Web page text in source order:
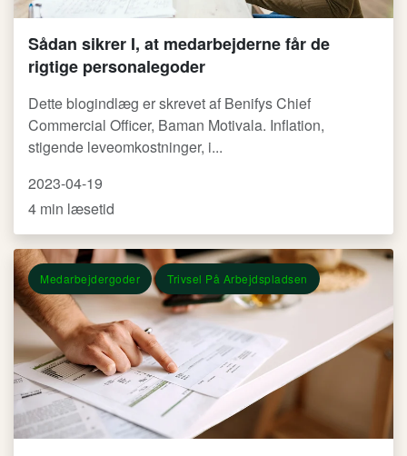
Sådan sikrer I, at medarbejderne får de
rigtige personalegoder
Dette blogindlæg er skrevet af Benifys Chief
Commercial Officer, Baman Motivala. Inflation,
stigende leveomkostninger, i...
2023-04-19
4 min læsetid
Medarbejdergoder Trivsel På Arbejdspladsen